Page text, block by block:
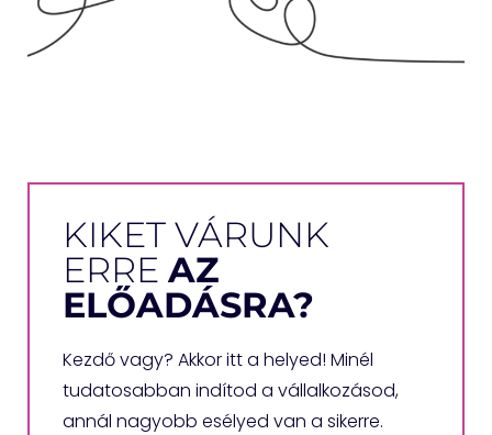
KIKET VÁRUNK
ERRE AZ
ELŐADÁSRA?
Kezdő vagy? Akkor itt a helyed! Minél
tudatosabban indítod a vállalkozásod,
annál nagyobb esélyed van a sikerre.